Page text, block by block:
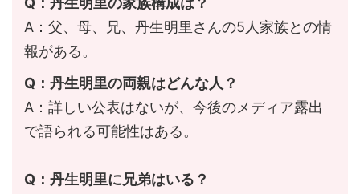
A：父、母、兄、丹生明里さんの5人家族との情
報がある。
Q：丹生明里の両親はどんな人？
A：詳しい公表はないが、今後のメディア露出
で語られる可能性はある。
Q：丹生明里に兄弟はいる？